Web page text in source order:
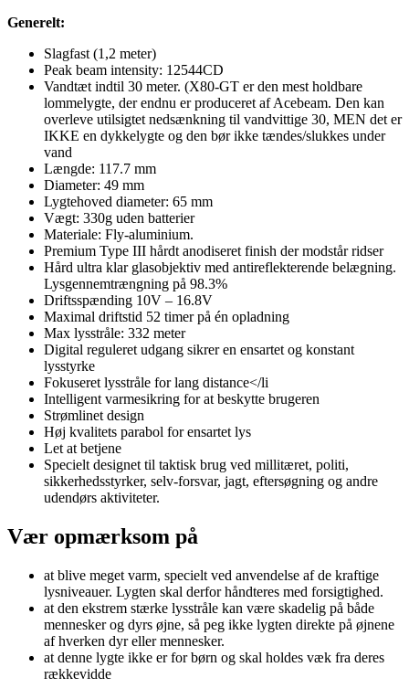
Generelt:
Slagfast (1,2 meter)
Peak beam intensity: 12544CD
Vandtæt indtil 30 meter. (X80-GT er den mest holdbare
lommelygte, der endnu er produceret af Acebeam. Den kan
overleve utilsigtet nedsænkning til vandvittige 30, MEN det er
IKKE en dykkelygte og den bør ikke tændes/slukkes under
vand
Længde: 117.7 mm
Diameter: 49 mm
Lygtehoved diameter: 65 mm
Vægt: 330g uden batterier
Materiale: Fly-aluminium.
Premium Type III hårdt anodiseret finish der modstår ridser
Hård ultra klar glasobjektiv med antireflekterende belægning.
Lysgennemtrængning på 98.3%
Driftsspænding 10V – 16.8V
Maximal driftstid 52 timer på én opladning
Max lysstråle: 332 meter
Digital reguleret udgang sikrer en ensartet og konstant
lysstyrke
Fokuseret lysstråle for lang distance</li
Intelligent varmesikring for at beskytte brugeren
Strømlinet design
Høj kvalitets parabol for ensartet lys
Let at betjene
Specielt designet til taktisk brug ved millitæret, politi,
sikkerhedsstyrker, selv-forsvar, jagt, eftersøgning og andre
udendørs aktiviteter.
Vær opmærksom på
at blive meget varm, specielt ved anvendelse af de kraftige
lysniveauer. Lygten skal derfor håndteres med forsigtighed.
at den ekstrem stærke lysstråle kan være skadelig på både
mennesker og dyrs øjne, så peg ikke lygten direkte på øjnene
af hverken dyr eller mennesker.
at denne lygte ikke er for børn og skal holdes væk fra deres
rækkevidde